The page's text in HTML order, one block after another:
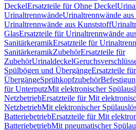
DeckelErsatzteile für Ohne Deckel
UrinaltrennwändeUrinaltrennwände
Urinaltrennwände aus Kunststoff
GlasErsatzteile für Urinaltrennwände
SanitärkeramikErsatzteile für
SanitärkeramikZubehörErsatzteile für
ZubehörUrinaldeckel
Spülbögen und ÜbergängeErsatzteile
ÜbergängeSprühkopfzubehör
für UnterputzMit elektronischer
NetzbetriebErsatzteile für Mit
NetzbetriebMit elektronischer
BatteriebetriebErsatzteile für Mit
BatteriebetriebMit pneumatischer